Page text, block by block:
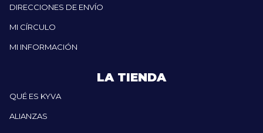
DIRECCIONES DE ENVÍO
MI CÍRCULO
MI INFORMACIÓN
LA TIENDA
QUÉ ES KYVA
ALIANZAS